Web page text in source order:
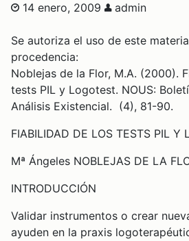
14 enero, 2009 admin
Se autoriza el uso de este
procedencia:
Noblejas de la Flor, M.A. (2000).
tests PIL y Logotest. NOUS:
Análisis Existencial. (4), 81-90.
FIABILIDAD DE LOS TESTS PIL Y
Mª Ángeles NOBLEJAS DE LA
INTRODUCCIÓN
Validar instrumentos o crear
ayuden en la praxis